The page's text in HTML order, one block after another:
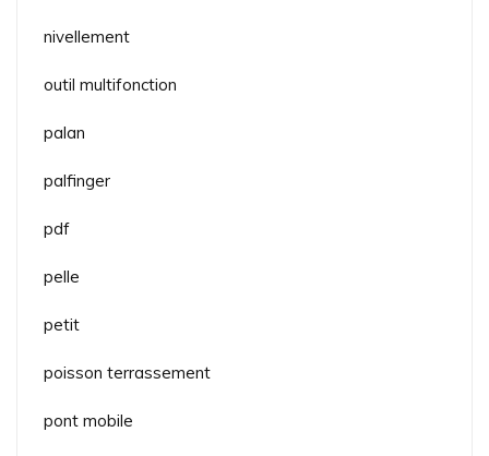
nivellement
outil multifonction
palan
palfinger
pdf
pelle
petit
poisson terrassement
pont mobile